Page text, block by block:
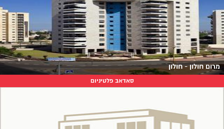
מרום חולון - חולון
סאדאב פלטיניום